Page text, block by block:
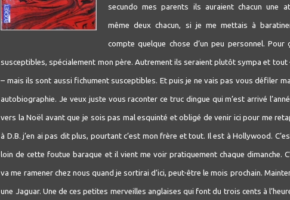
secundo mes parents ils auraient chacun une
même deux chacun, si je me mettais à
compte quelque chose d’un peu personnel. Pour
susceptibles, spécialement mon père. Autrement ils seraient plutôt sympa et tout
– mais ils sont aussi fichument susceptibles. Et puis je ne vais pas vous défiler
autobiographie. Je veux juste vous raconter ce truc dingue qui m’est arrivé
vers la Noël avant que je sois pas mal esquinté et obligé de venir ici pour me
à D.B. j’en ai pas dit plus, pourtant c’est mon frère et tout. Il est à Hollywood.
loin de cette foutue baraque et il vient me voir pratiquement chaque dimanche.
va me ramener chez nous quand je sortirai d’ici, peut-être le mois prochain.
une Jaguar. Une de ces petites merveilles anglaises qui font du trois cents à